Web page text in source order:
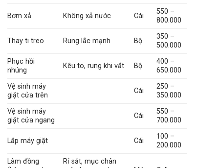
Bơm xả Không xả nước Cái
550 –
800.000
Thay ti treo Rung lắc mạnh Bộ
350 –
500.000
Phục hồi
nhúng
Kêu to, rung khi vắt Bộ
400 –
650.000
Vệ sinh máy
giặt cửa trên
Cái
250 –
350.000
Vệ sinh máy
giặt cửa ngang
Cái
550 –
700.000
Lắp máy giặt Cái
100 –
200.000
Làm đồng
Rỉ sắt, mục chân